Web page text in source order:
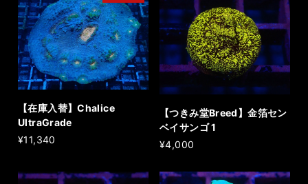
【在庫入替】Chalice
UltraGrade
¥11,340
【つきみ堂Breed】金箔セン
ベイサンゴ 1
¥4,000